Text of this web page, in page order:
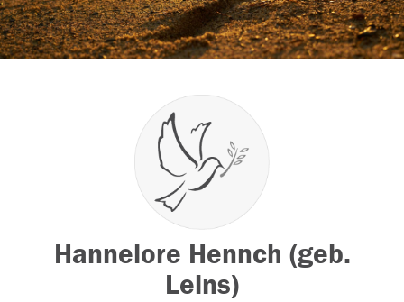
Hannelore Hennch (geb.
Leins)